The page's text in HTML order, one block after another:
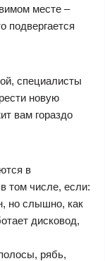
месте –
подвергается
специалисты
новую
вам гораздо
в
том числе, если:
но слышно, как
дисковод,
рябь,